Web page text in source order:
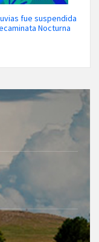
fue suspendida
Nocturna